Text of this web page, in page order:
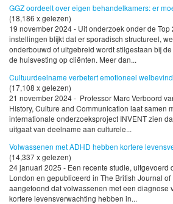
GGZ oordeelt over eigen behandelkamers: er
(18,186 x gelezen)
19 november 2024 - Uit onderzoek onder de Top
instellingen blijkt dat er sporadisch structureel,
onderbouwd of uitgebreid wordt stilgestaan bij
de huisvesting op cliënten. Meer dan...
Cultuurdeelname verbetert emotioneel
(17,108 x gelezen)
21 november 2024 - Professor Marc Verboord
History, Culture and Communication laat samen
internationale onderzoeksproject INVENT zien
uitgaat van deelname aan culturele...
Volwassenen met ADHD hebben kortere
(14,337 x gelezen)
24 januari 2025 - Een recente studie, uitgevoerd
London en gepubliceerd in The British Journal of
aangetoond dat volwassenen met een diagnose
kortere levensverwachting hebben in...